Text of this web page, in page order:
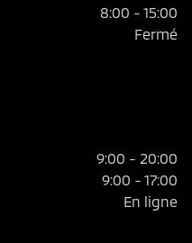
8:00 - 15:00
Fermé
9:00 - 20:00
9:00 - 17:00
En ligne